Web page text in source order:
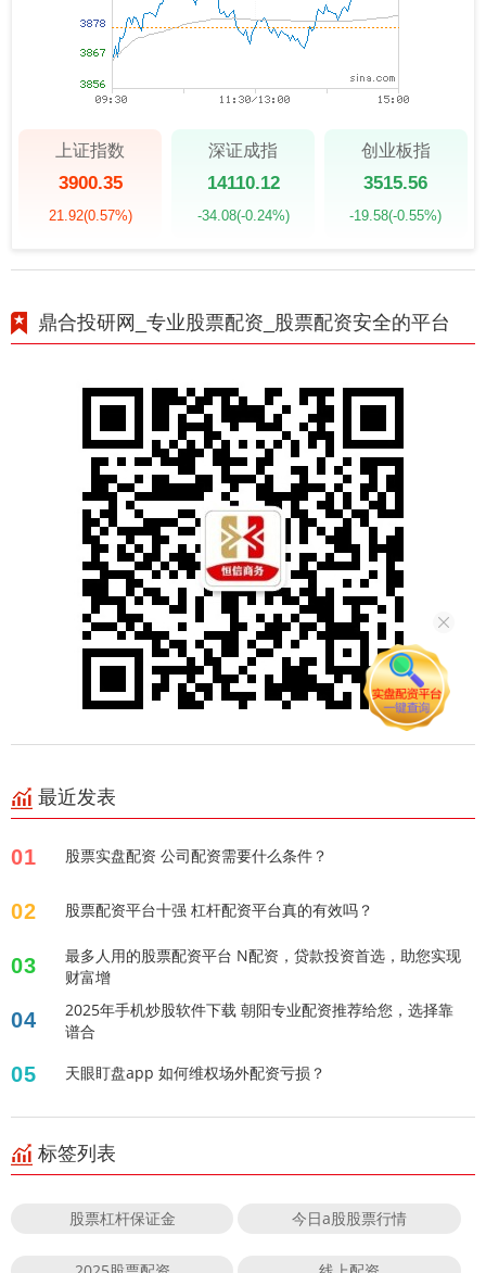
上证指数
3900.35
21.92(0.57%)
深证成指
14110.12
-34.08(-0.24%)
创业板指
3515.56
-19.58(-0.55%)
鼎合投研网_专业股票配资_股票配资安全的平台
最近发表
01 股票实盘配资 公司配资需要什么条件？
02 股票配资平台十强 杠杆配资平台真的有效吗？
03
最多人用的股票配资平台 N配资，贷款投资首选，助您实现
财富增
04
2025年手机炒股软件下载 朝阳专业配资推荐给您，选择靠
谱合
05 天眼盯盘app 如何维权场外配资亏损？
标签列表
股票杠杆保证金 今日a股股票行情